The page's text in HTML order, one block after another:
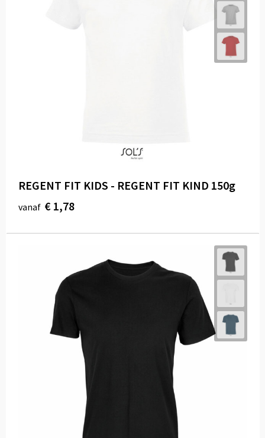
REGENT FIT KIDS - REGENT FIT KIND 150g
vanaf € 1,78